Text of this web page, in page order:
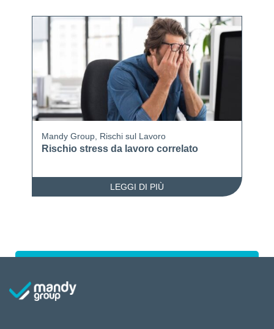
Mandy Group Rischi sul Lavoro
Rischio stress da lavoro correlato
LEGGI DI PIÙ